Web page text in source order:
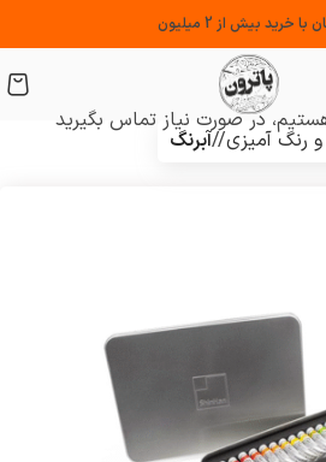
خرید بیش از 2 میلیون
در صورت نیاز تماس بگیرید
رنگ آمیزی/ آبرنگ